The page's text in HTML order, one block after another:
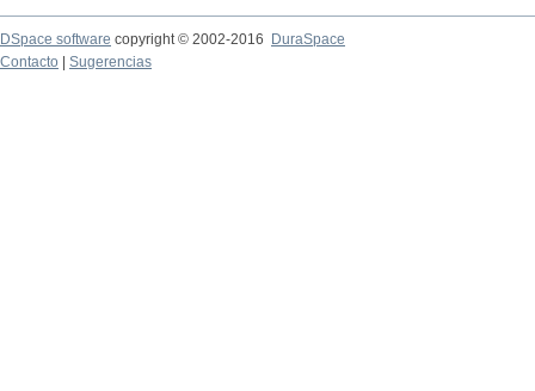
DSpace software copyright © 2002-2016
DuraSpace
Contacto
Sugerencias